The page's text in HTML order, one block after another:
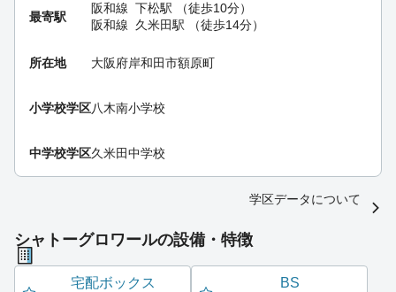
最寄駅
阪和線 下松駅 （徒歩10分）
阪和線
久米田駅 （徒歩14分）
所在地 大阪府岸和田市額原町
小学校学区八木南小学校
中学校学区久米田中学校
学区データについて
シャトーグロワールの設備・特徴
宅配ボックス BS